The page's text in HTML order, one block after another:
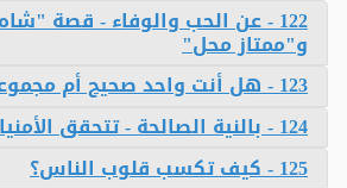
122 - عن الحب والوفاء - قصة
و"ممتاز محل"
123 - هل أنت واحد صحيح أم مجموعة أصفار ؟
124 - بالنية الصالحة - تتحقق الأمنيات
125 - كيف تكسب قلوب الناس؟